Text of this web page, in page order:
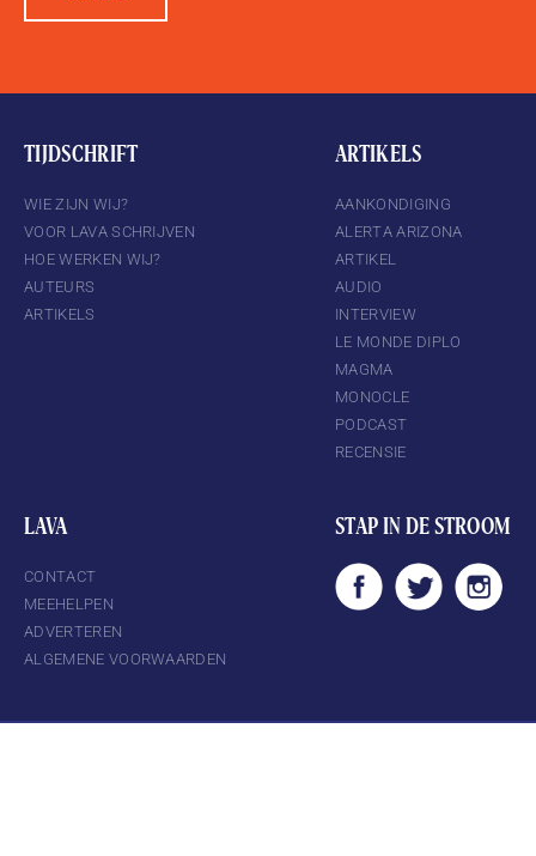
TIJDSCHRIFT
WIE ZIJN WIJ?
VOOR LAVA SCHRIJVEN
HOE WERKEN WIJ?
AUTEURS
ARTIKELS
ARTIKELS
AANKONDIGING
ALERTA ARIZONA
ARTIKEL
AUDIO
INTERVIEW
LE MONDE DIPLO
MAGMA
MONOCLE
PODCAST
RECENSIE
LAVA
CONTACT
MEEHELPEN
ADVERTEREN
ALGEMENE VOORWAARDEN
STAP IN DE STROOM